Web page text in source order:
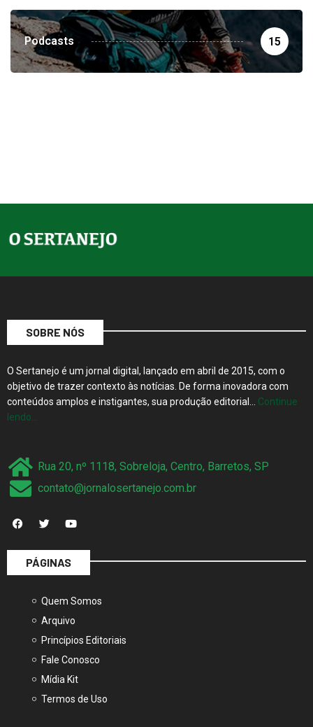
Podcasts 15
SOBRE NÓS
O Sertanejo é um jornal digital, lançado em abril de 2015, com o
objetivo de trazer contexto às notícias. De forma inovadora com
conteúdos amplos e instigantes, sua produção editorial… Continue
lendo…
Rua 20, nº 1118, Sobreloja, Centro, Barretos, SP
contato@jornalosertanejo.com.br
PÁGINAS
Quem Somos
Arquivo
Princípios Editoriais
Fale Conosco
Mídia Kit
Termos de Uso